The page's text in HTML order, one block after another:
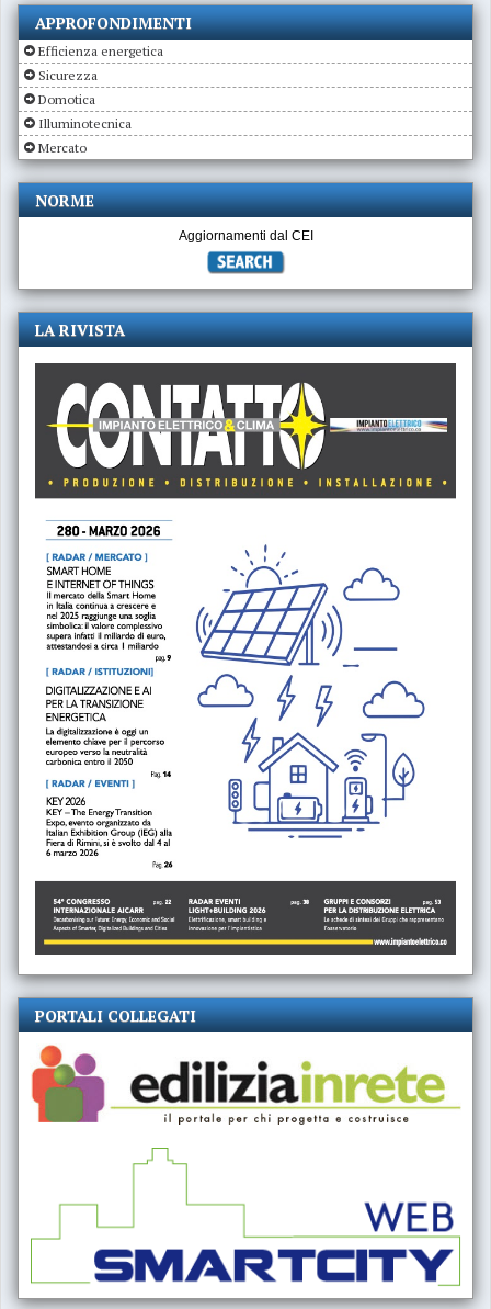
APPROFONDIMENTI
Efficienza energetica
Sicurezza
Domotica
Illuminotecnica
Mercato
NORME
Aggiornamenti dal CEI
LA RIVISTA
PORTALI COLLEGATI